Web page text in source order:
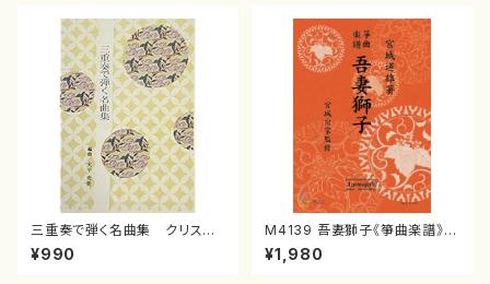
三重奏で弾く名曲集 クリスマ
スメドレー( 箏2/大平光美 編
曲/楽譜）
¥990
M4139 吾妻獅子《箏曲楽譜》
（箏/宮城道雄著・宮城宗家監修/
箏曲古典楽譜）
¥1,980